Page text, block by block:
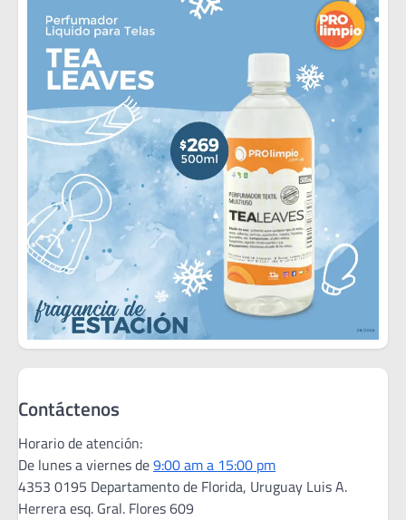
Contáctenos
Horario de atención:
De lunes a viernes de9:00 am a 15:00 pm
4353 0195 Departamento de Florida, Uruguay Luis A.
Herrera esq. Gral. Flores 609